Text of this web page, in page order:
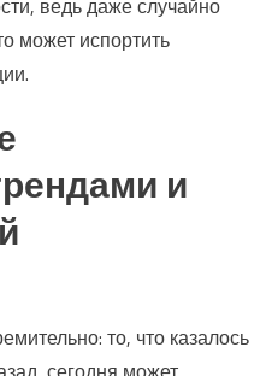
может испортить
и
то, что казалось